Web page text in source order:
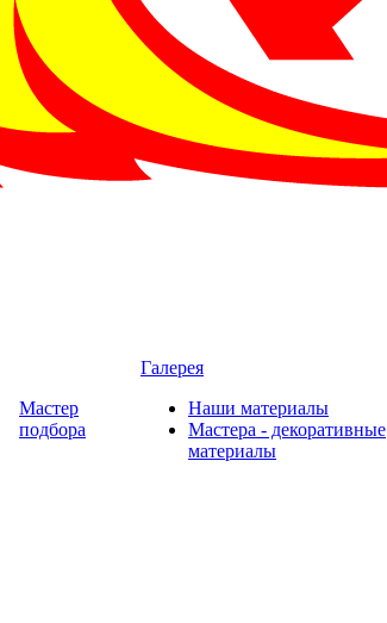
Мастер
подбора
Галерея
Наши материалы
Мастера - декоративные
материалы